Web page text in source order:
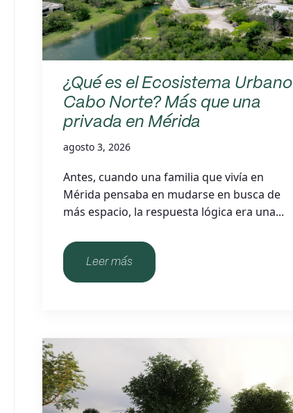
¿Qué es el Ecosistema Urbano
Cabo Norte? Más que una
privada en Mérida
agosto 3, 2026
Antes, cuando una familia que vivía en
Mérida pensaba en mudarse en busca de
más espacio, la respuesta lógica era una...
Leer más